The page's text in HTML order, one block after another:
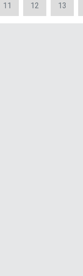
11 12 13